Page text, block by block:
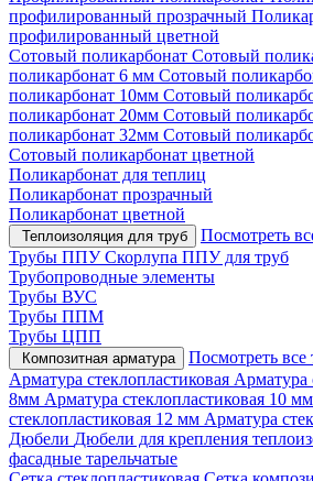
профилированный прозрачный
профилированный цветной
Сотовый поликарбонат Сотовый
поликарбонат 6 мм Сотовый
поликарбонат 10мм Сотовый
поликарбонат 20мм Сотовый
поликарбонат 32мм Сотовый
Сотовый поликарбонат цветной
Поликарбонат для теплиц
Поликарбонат прозрачный
Поликарбонат цветной
Теплоизоляция для труб
Посмотреть
Трубы ППУСкорлупа ППУ для труб
Трубопроводные элементы
Трубы ВУС
Трубы ППМ
Трубы ЦПП
Композитная арматура
Посмотреть все
Арматура стеклопластиковая Арматура
8мм Арматура стеклопластиковая 10 мм
стеклопластиковая 12 мм Арматура
Дюбели Дюбели для крепления
фасадные тарельчатые